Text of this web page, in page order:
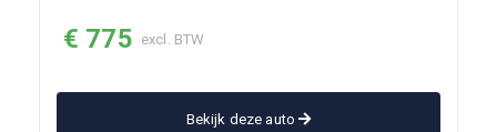
€ 775 excl. BTW
Bekijk deze auto